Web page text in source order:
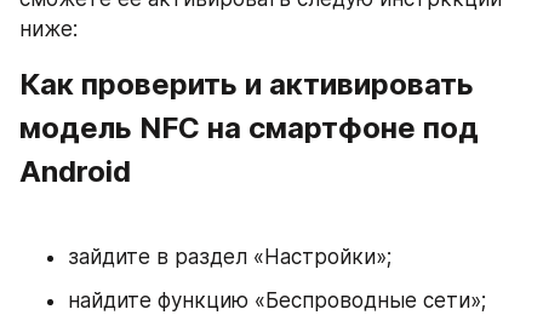
ниже:
Как проверить и активировать
модель NFC на смартфоне под
Android
зайдите в раздел «Настройки»;
найдите функцию «Беспроводные сети»;